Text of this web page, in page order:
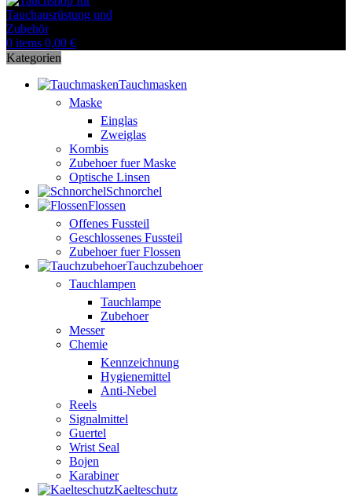
0 items 0,00 €
Kategorien
Tauchmasken
Maske
Einglas
Zweiglas
Kombis
Zubehoer fuer Maske
Optische Linsen
Schnorchel
Flossen
Offenes Fussteil
Geschlossenes Fussteil
Zubehoer fuer Flossen
Tauchzubehoer
Tauchlampen
Tauchlampe
Zubehoer
Messer
Chemie
Kennzeichnung
Hygienemittel
Anti-Nebel
Reels
Signalmittel
Guertel
Wrist Seal
Bojen
Karabiner
Kaelteschutz